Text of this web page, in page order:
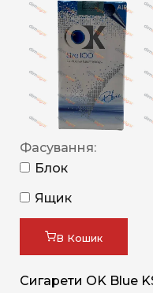
Фасування:
Блок
Ящик
В Кошик
Сигарети OK Blue